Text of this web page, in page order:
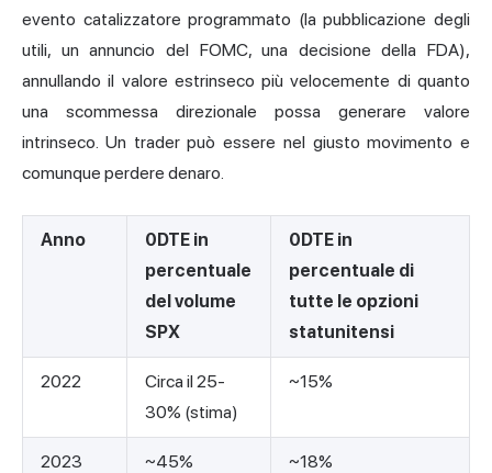
evento catalizzatore programmato (la pubblicazione degli
utili, un annuncio del FOMC, una decisione della FDA),
annullando il valore estrinseco più velocemente di quanto
una scommessa direzionale possa generare valore
intrinseco. Un trader può essere nel giusto movimento e
comunque perdere denaro.
Anno
0DTE in
percentuale
del volume
SPX
0DTE in
percentuale di
tutte le opzioni
statunitensi
2022
Circa il 25-
30% (stima)
~15%
2023 ~45% ~18%